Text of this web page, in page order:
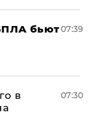
бьют07:39
в
07:30